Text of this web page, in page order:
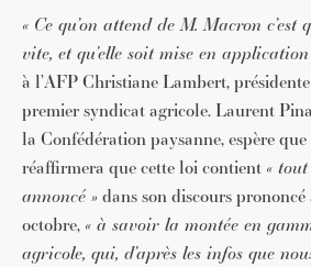
« Ce qu’on attend de M. Macron
vite, et qu’elle soit mise en
à l’AFP Christiane Lambert,
premier syndicat agricole. Laurent
la Confédération paysanne, espère
réaffirmera que cette loi contient «
annoncé » dans son discours prononcé
octobre, « à savoir la montée en
agricole, qui, d’après les infos que